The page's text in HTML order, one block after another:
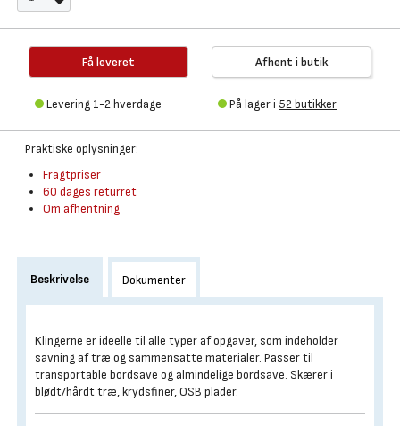
Få leveret
Levering 1-2 hverdage
Afhent i butik
På lager i 52 butikker
Praktiske oplysninger:
Fragtpriser
60 dages returret
Om afhentning
Beskrivelse Dokumenter
Klingerne er ideelle til alle typer af opgaver, som indeholder
savning af træ og sammensatte materialer. Passer til
transportable bordsave og almindelige bordsave. Skærer i
blødt/hårdt træ, krydsfiner, OSB plader.